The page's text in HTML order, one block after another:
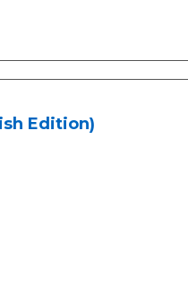
Edition)